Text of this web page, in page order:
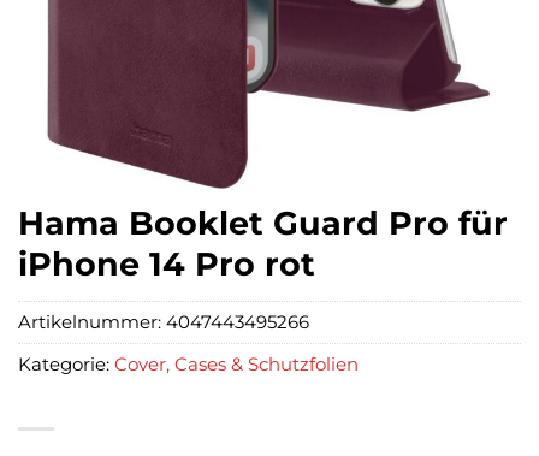
Hama Booklet Guard Pro für
iPhone 14 Pro rot
Artikelnummer: 4047443495266
Kategorie: Cover, Cases & Schutzfolien